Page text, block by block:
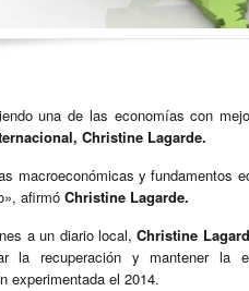
una de las economías con
Christine Lagarde.
macroeconómicas y fundamentos
afirmó Christine Lagarde.
a un diario local,Christine
la recuperación y mantener la
experimentada el 2014.